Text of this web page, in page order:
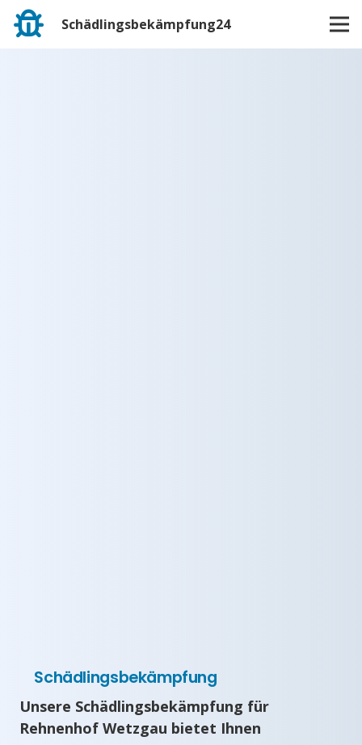
Schädlingsbekämpfung24
Schädlingsbekämpfung
Unsere Schädlingsbekämpfung für
Rehnenhof Wetzgau bietet Ihnen